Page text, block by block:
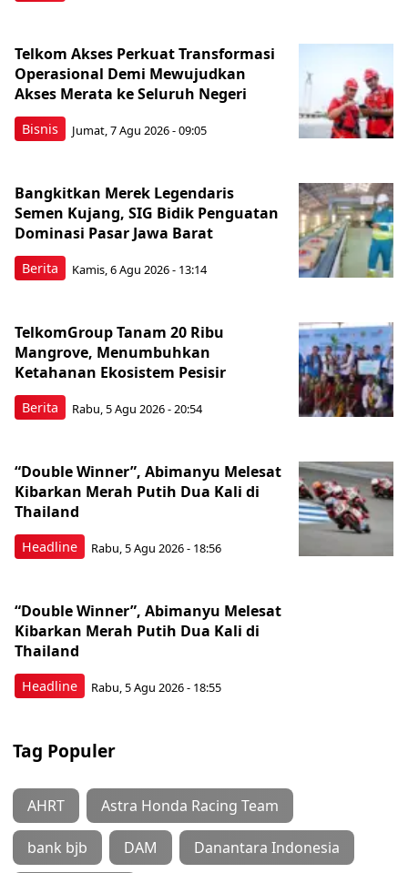
Bisnis
Telkom Akses Perkuat Transformasi
Operasional Demi Mewujudkan
Akses Merata ke Seluruh Negeri
Jumat, 7 Agu 2026 - 09:05
Berita
Bangkitkan Merek Legendaris
Semen Kujang, SIG Bidik Penguatan
Dominasi Pasar Jawa Barat
Kamis, 6 Agu 2026 - 13:14
Berita
TelkomGroup Tanam 20 Ribu
Mangrove, Menumbuhkan
Ketahanan Ekosistem Pesisir
Rabu, 5 Agu 2026 - 20:54
Headline
“Double Winner”, Abimanyu Melesat
Kibarkan Merah Putih Dua Kali di
Thailand
Rabu, 5 Agu 2026 - 18:56
Headline
“Double Winner”, Abimanyu Melesat
Kibarkan Merah Putih Dua Kali di
Thailand
Rabu, 5 Agu 2026 - 18:55
Tag Populer
AHRT Astra Honda Racing Team
bank bjb DAM Danantara Indonesia